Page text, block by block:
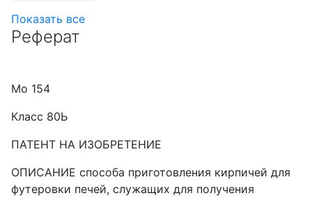
Показать все
Реферат
Мо 154
Класс 80Ь
ПАТЕНТ НА ИЗОБРЕТЕНИЕ
ОПИСАНИЕ способа приготовления кирпичей для
футеровки печей, служащих для получения